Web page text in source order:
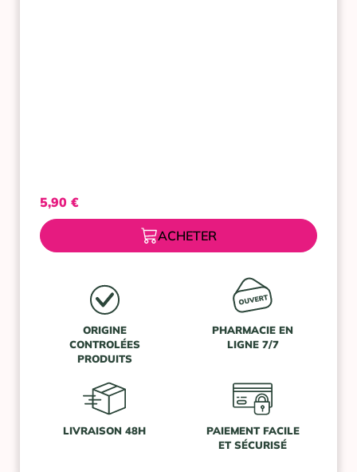
5,90 €
ACHETER
ORIGINE
CONTROLÉES
PRODUITS
PHARMACIE EN
LIGNE 7/7
LIVRAISON 48H
PAIEMENT FACILE
ET SÉCURISÉ